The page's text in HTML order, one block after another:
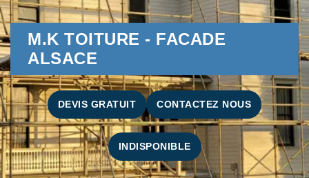
M.K TOITURE - FACADE
ALSACE
DEVIS GRATUIT CONTACTEZ NOUS
INDISPONIBLE